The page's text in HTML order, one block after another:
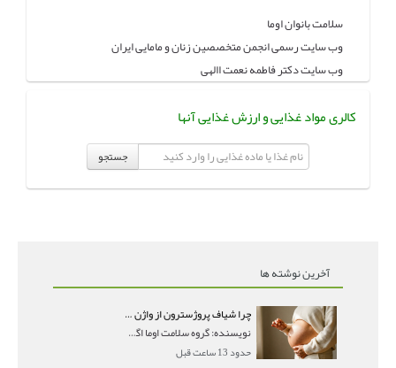
سلامت بانوان اوما
وب سایت رسمی انجمن متخصصین زنان و مامایی ایران
وب سایت دکتر فاطمه نعمت االهی
کالری مواد غذایی و ارزش غذایی آنها
جستجو
آخرین نوشته ها
چرا شیاف پروژسترون از واژن بیرون می‌ریزد؟ میزان جذب و زمان صحیح مصرف
نویسنده: گروه سلامت اوما اگر بعد از گذاشتن شیاف پر
حدود 13 ساعت قبل